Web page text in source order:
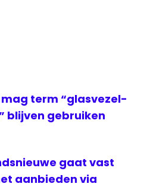
term “glasvezel-
blijven gebruiken
gaat vast
aanbieden via